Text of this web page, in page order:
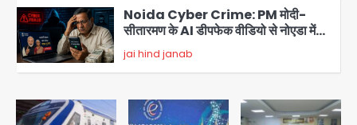
5
Noida Cyber Crime: PM मोदी-
सीतारमण के AI डीपफेक वीडियो से नोएडा में
बुजुर्ग से 70 लाख की ठगी
jai hind janab
Jeff Bezos Liverpool stake
deal: अमेजन फाउंडर और एडुआर्डो सावेरिन